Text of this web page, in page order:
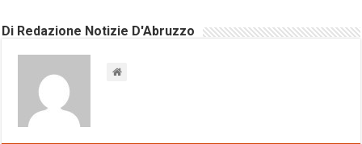
Di Redazione Notizie D'Abruzzo